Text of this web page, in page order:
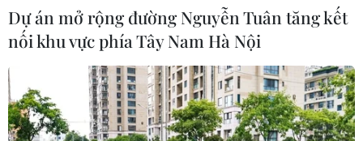
Dự án mở rộng đường Nguyễn Tuân tăng kết
nối khu vực phía Tây Nam Hà Nội